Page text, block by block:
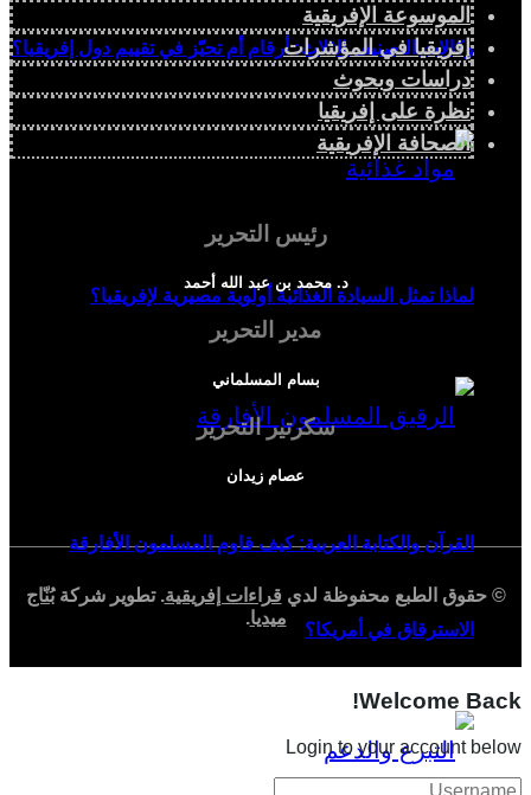
وكالات التصنيف الثلاث: أرقام أم تحيّز في تقييم دول إفريقيا؟
لماذا تمثل السيادة الغذائية أولوية مصيرية لإفريقيا؟
القرآن والكتابة العربية: كيف قاوم المسلمون الأفارقة
الاسترقاق في أمريكا؟
الموسوعة الإفريقية
إفريقيا في المؤشرات
دراسات وبحوث
نظرة على إفريقيا
الصحافة الإفريقية
رئيس التحرير
د. محمد بن عبد الله أحمد
مدير التحرير
بسام المسلماني
سكرتير التحرير
عصام زيدان
© حقوق الطبع محفوظة لدي قراءات إفريقية. تطوير شركةبُنّاج
ميديا.
Welcome Back!
Login to your account below